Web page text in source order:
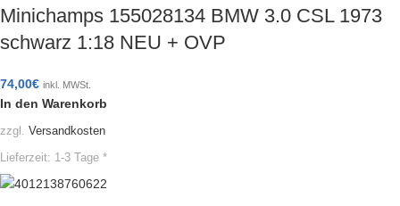
Minichamps 155028134 BMW 3.0 CSL 1973
schwarz 1:18 NEU + OVP
74,00€ inkl. MWSt.
In den Warenkorb
zzgl. Versandkosten
Lieferzeit: 1-3 Tage *